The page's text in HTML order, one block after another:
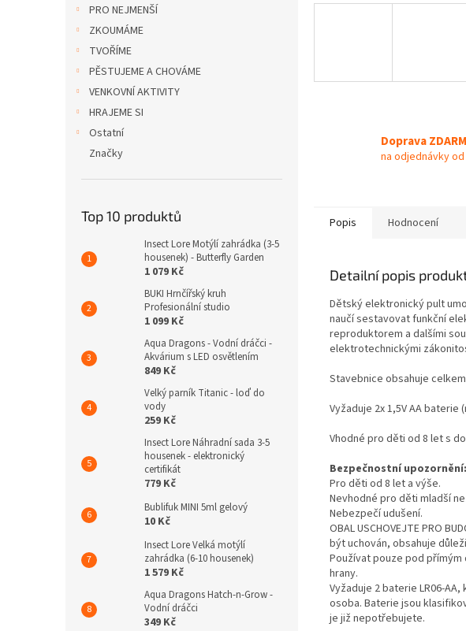
PRO NEJMENŠÍ
ZKOUMÁME
TVOŘÍME
PĚSTUJEME A CHOVÁME
VENKOVNÍ AKTIVITY
HRAJEME SI
Ostatní
Značky
Top 10 produktů
Insect Lore Motýlí zahrádka (3-5
housenek) - Butterfly Garden
1 079 Kč
BUKI Hrnčířský kruh
Profesionální studio
1 099 Kč
Aqua Dragons - Vodní dráčci -
Akvárium s LED osvětlením
849 Kč
Velký parník Titanic - loď do
vody
259 Kč
Insect Lore Náhradní sada 3-5
housenek - elektronický
certifikát
779 Kč
Bublifuk MINI 5ml gelový
10 Kč
Insect Lore Velká motýlí
zahrádka (6-10 housenek)
1 579 Kč
Aqua Dragons Hatch-n-Grow -
Vodní dráčci
349 Kč
Doprava
na odjednávky od
Popis Hodnocení
Detailní popis
Dětský elektronický pult
naučí sestavovat funkční
reproduktorem a dalšími
elektrotechnickými
Stavebnice obsahuje
Vyžaduje 2x 1,5V AA baterie
Vhodné pro děti od 8 let s
Bezpečnostní upozornění:
Pro děti od 8 let a výše.
Nevhodné pro děti mladší
Nebezpečí udušení.
OBAL USCHOVEJTE PRO
být uchován, obsahuje
Používat pouze pod
hrany.
Vyžaduje 2 baterie LR06-
osoba. Baterie jsou
je již nepotřebujete.